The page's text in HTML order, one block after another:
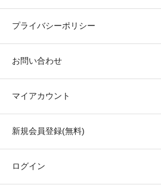
プライバシーポリシー
お問い合わせ
マイアカウント
新規会員登録(無料)
ログイン